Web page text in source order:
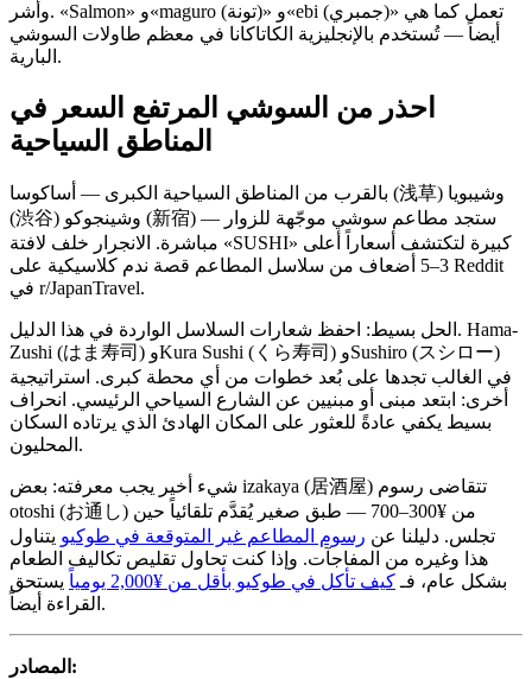
وأشر. «Salmon» و«maguro (تونة)» و«ebi (جمبري)» تعمل كما هي
أيضاً — تُستخدم بالإنجليزية الكاتاكانا في معظم طاولات السوشي
البارية.
احذر من السوشي المرتفع السعر في
المناطق السياحية
بالقرب من المناطق السياحية الكبرى — أساكوسا (浅草) وشيبويا
(渋谷) وشينجوكو (新宿) — ستجد مطاعم سوشي موجّهة للزوار
مباشرة. الانجرار خلف لافتة «SUSHI» كبيرة لتكتشف أسعاراً أعلى
3–5 أضعاف من سلاسل المطاعم قصة ندم كلاسيكية على Reddit
في r/JapanTravel.
الحل بسيط: احفظ شعارات السلاسل الواردة في هذا الدليل. Hama-
Zushi (はま寿司) وKura Sushi (くら寿司) وSushiro (スシロー)
في الغالب تجدها على بُعد خطوات من أي محطة كبرى. استراتيجية
أخرى: ابتعد مبنى أو مبنيين عن الشارع السياحي الرئيسي. انحراف
بسيط يكفي عادةً للعثور على المكان الهادئ الذي يرتاده السكان
المحليون.
شيء أخير يجب معرفته: بعض izakaya (居酒屋) تتقاضى رسوم
otoshi (お通し) من ¥300–700 — طبق صغير يُقدَّم تلقائياً حين
تجلس. دليلنا عن رسوم المطاعم غير المتوقعة في طوكيو يتناول
هذا وغيره من المفاجآت. وإذا كنت تحاول تقليص تكاليف الطعام
بشكل عام، فـ كيف تأكل في طوكيو بأقل من ¥2,000 يومياً
يستحق
القراءة أيضاً.
المصادر: